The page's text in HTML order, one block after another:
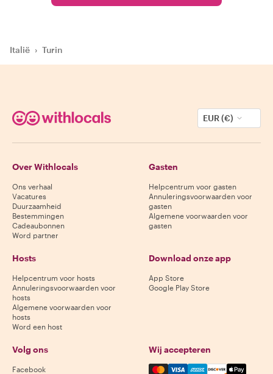
Italië › Turin
EUR (€)
Over Withlocals
Ons verhaal
Vacatures
Duurzaamheid
Bestemmingen
Cadeaubonnen
Word partner
Gasten
Helpcentrum voor gasten
Annuleringsvoorwaarden voor
gasten
Algemene voorwaarden voor
gasten
Hosts
Helpcentrum voor hosts
Annuleringsvoorwaarden voor
hosts
Algemene voorwaarden voor
hosts
Word een host
Download onze app
App Store
Google Play Store
Volg ons
Facebook
Wij accepteren
Mastercard, Visa, Amex,